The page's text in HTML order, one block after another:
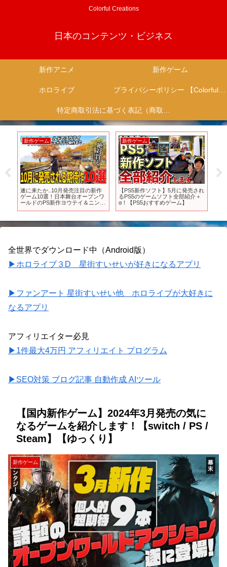
Colorful Creations
日本のコンテンツ・ビジネス
新作アニメ 新作ゲーム
ホロライブ プライバシーポリシー 【Colorful Creation】
特定商取引法に基づく表記（商取引に関する開示）
ソフト】5月に発売され
ームソフト全部紹介＋
すすめゲーム】
新作アニメ
TVアニメ『素材採取家の異世界旅
行記』PV第１弾
新作ゲーム
【おすすめスマホゲ
面白い最新アプリゲ
ンスト/ダンダダン/ポ
全世界でダウンロード中（Android版）
▶ホロライブ３D 星街すいせいが好きになるアプリ
▶ファンアート 星街すいせい他 ホロライブが大好きに
なるアプリ
アフィリエイター必見
▶1件最大4万円 アフィリエイト プログラム
▶SEO対策 ブログ記事 自動作成 AIツール
【国内新作ゲーム】2024年3月発売の気に
なるゲームを紹介します！【switch / PS /
Steam】【ゆっくり】
新作ゲーム